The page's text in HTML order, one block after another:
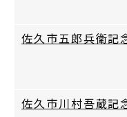
佐久市五郎兵衛記
佐久市川村吾蔵記